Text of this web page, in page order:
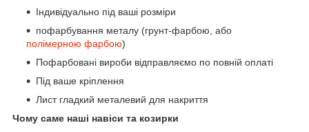
Індивідуально під ваші розміри
пофарбування металу (грунт-фарбою, або
полімерною фарбою)
Пофарбовані вироби відправляємо по повній оплаті
Під ваше кріплення
Лист гладкий металевий для накриття
Чому саме наші навіси та козирки